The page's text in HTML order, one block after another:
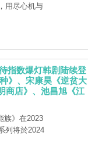
用尽心机与
指数爆灯韩剧陆续登
》、宋康昊《逆贫大
商店》、池昌旭《江
族》在2023
列将於2024